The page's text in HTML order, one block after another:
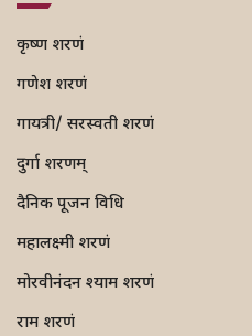
कृष्ण शरणं
गणेश शरणं
गायत्री/ सरस्वती शरणं
दुर्गा शरणम्
दैनिक पूजन विधि
महालक्ष्मी शरणं
मोरवीनंदन श्याम शरणं
राम शरणं